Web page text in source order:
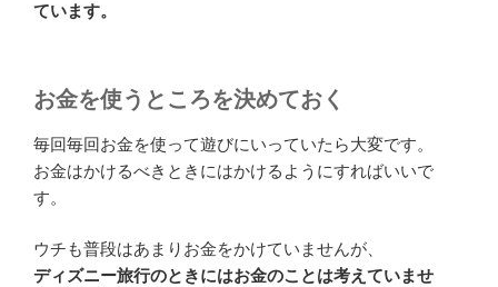
ています。
お金を使うところを決めておく
毎回毎回お金を使って遊びにいっていたら大変です。
お金はかけるべきときにはかけるようにすればいいで
す。
ウチも普段はあまりお金をかけていませんが、
ディズニー旅行のときにはお金のことは考えていませ